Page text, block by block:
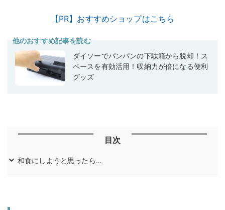
【PR】おすすめショップはこちら
他のおすすめ記事を読む
ダイソーでパンパンの下駄箱から脱却！ス
ペースを有効活用！収納力が倍になる便利
グッズ
目次
和食にしようと思ったら…